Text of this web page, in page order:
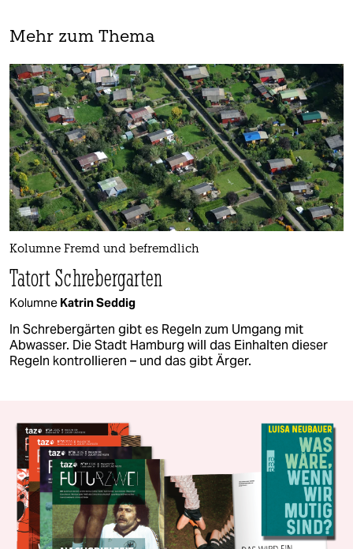
Mehr zum Thema
Kolumne Fremd und befremdlich
Tatort Schrebergarten
Kolumne Katrin Seddig
In Schrebergärten gibt es Regeln zum Umgang mit
Abwasser. Die Stadt Hamburg will das Einhalten dieser
Regeln kontrollieren – und das gibt Ärger.